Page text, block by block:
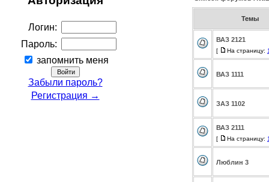
Логин:
Пароль:
запомнить меня
Забыли пароль?
Регистрация →
Темы
ВАЗ 2121
[ На страницу:
ВАЗ 1111
ЗАЗ 1102
ВАЗ 2111
[ На страницу:
Люблин 3